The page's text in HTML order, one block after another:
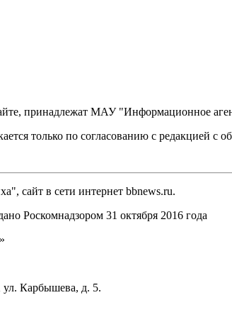
принадлежат МАУ "Информационное
только по согласованию с редакцией с
сайт в сети интернет bbnews.ru.
Роскомнадзором 31 октября 2016 года
ул. Карбышева, д. 5.